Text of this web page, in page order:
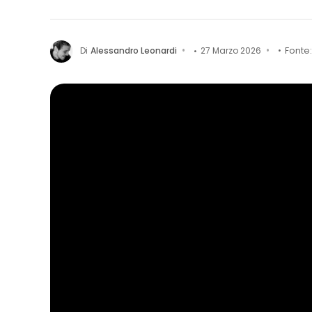
Di Alessandro Leonardi 27 Marzo 2026 Fonte: